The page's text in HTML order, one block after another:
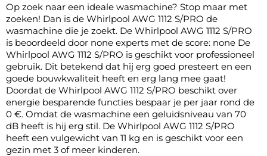
Op zoek naar een ideale wasmachine? Stop maar met
zoeken! Dan is de Whirlpool AWG 1112 S/PRO de
wasmachine die je zoekt. De Whirlpool AWG 1112 S/PRO
is beoordeeld door none experts met de score: none De
Whirlpool AWG 1112 S/PRO is geschikt voor professioneel
gebruik. Dit betekend dat hij erg goed presteert en een
goede bouwkwaliteit heeft en erg lang mee gaat!
Doordat de Whirlpool AWG 1112 S/PRO beschikt over
energie besparende functies bespaar je per jaar rond de
0 €. Omdat de wasmachine een geluidsniveau van 70
dB heeft is hij erg stil. De Whirlpool AWG 1112 S/PRO
heeft een vulgewicht van 11 kg en is geschikt voor een
gezin met 3 of meer kinderen.